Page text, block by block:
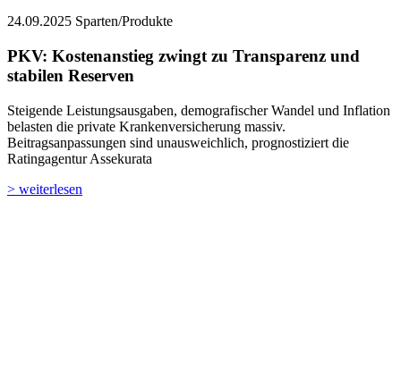
24.09.2025 Sparten/Produkte
PKV: Kostenanstieg zwingt zu Transparenz und
stabilen Reserven
Steigende Leistungsausgaben, demografischer Wandel und Inflation
belasten die private Krankenversicherung massiv.
Beitragsanpassungen sind unausweichlich, prognostiziert die
Ratingagentur Assekurata
> weiterlesen